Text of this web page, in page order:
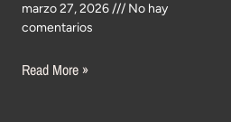
marzo 27, 2026
No hay
comentarios
Read More »